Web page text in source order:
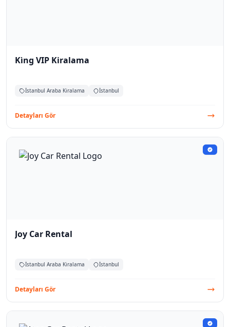
Ki̇ng VIP Kiralama
İstanbul Araba Kiralama İstanbul
Detayları Gör
Joy Car Rental
İstanbul Araba Kiralama İstanbul
Detayları Gör